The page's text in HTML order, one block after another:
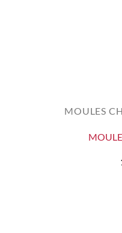
MOULES